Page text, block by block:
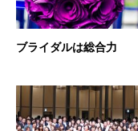
ブライダルは総合力